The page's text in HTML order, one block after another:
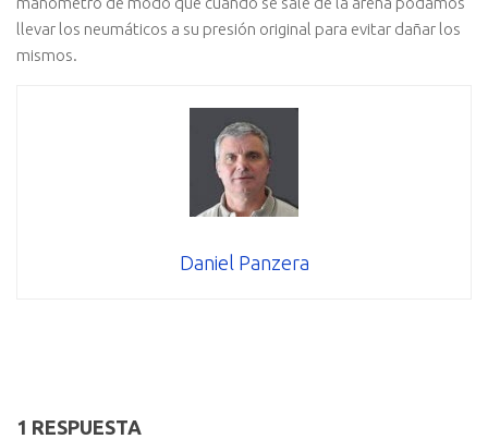
llevar los neumáticos a su presión original para evitar dañar los
mismos.
Daniel Panzera
1 RESPUESTA